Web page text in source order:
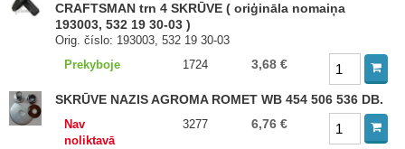
CRAFTSMAN trn 4 SKRŪVE ( oriģināla nomaiņa
193003, 532 19 30-03 )
Orig. číslo: 193003, 532 19 30-03
Prekyboje
1724 3,68 €
SKRŪVE NAZIS AGROMA ROMET WB 454 506 536 DB.
Nav
noliktavā
3277 6,76 €